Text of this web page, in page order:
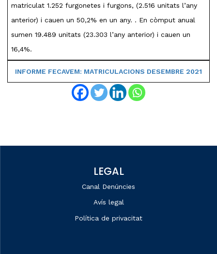
matriculat 1.252 furgonetes i furgons, (2.516 unitats l’any
anterior) i cauen un 50,2% en un any. . En còmput anual
sumen 19.489 unitats (23.303 l’any anterior) i cauen un
16,4%.
INFORME FECAVEM: MATRICULACIONS DESEMBRE 2021
LEGAL
Canal Denúncies
Avís legal
Política de privacitat